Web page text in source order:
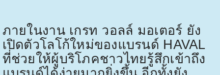
ภายในงาน เกรท วอลล์ มอเตอร์ ยัง
เปิดตัวโลโก้ใหม่ของแบรนด์ HAVAL
ที่ช่วยให้ผู้บริโภคชาวไทยรู้สึกเข้าถึง